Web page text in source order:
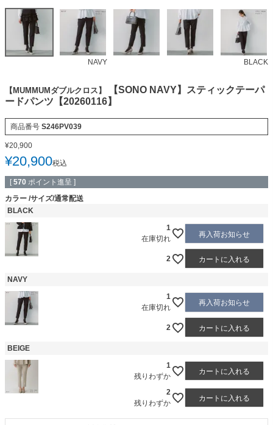
NAVY BLACK
【MUMMUMダブルクロス】
【SONO NAVY】スティックテーパ
ードパンツ【20260116】
商品番号 S246PV039
¥20,900
¥20,900税込
[ 570 ポイント進呈 ]
カラー サイズ/通常配送
BLACK
1
在庫切れ
再入荷お知らせ
2 カートに入れる
NAVY
1
在庫切れ
再入荷お知らせ
2 カートに入れる
BEIGE
1
残りわずか
カートに入れる
2
残りわずか
カートに入れる